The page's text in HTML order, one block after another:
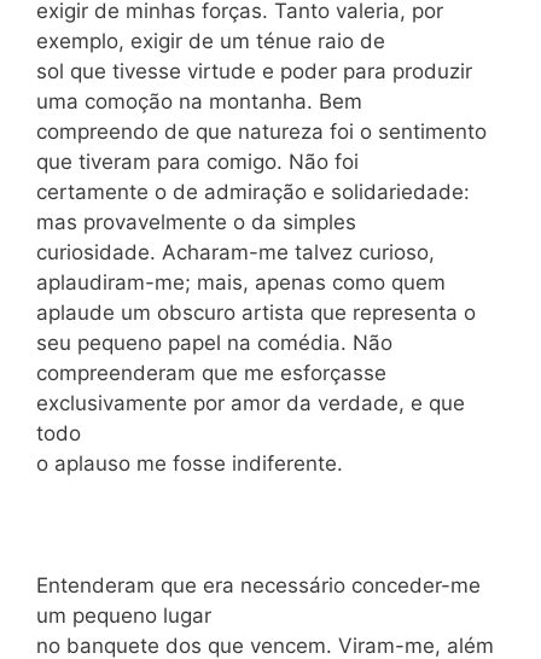
exigir de minhas forças. Tanto valeria, por
exemplo, exigir de um ténue raio de
sol que tivesse virtude e poder para produzir
uma comoção na montanha. Bem
compreendo de que natureza foi o sentimento
que tiveram para comigo. Não foi
certamente o de admiração e solidariedade:
mas provavelmente o da simples
curiosidade. Acharam-me talvez curioso,
aplaudiram-me; mais, apenas como quem
aplaude um obscuro artista que representa o
seu pequeno papel na comédia. Não
compreenderam que me esforçasse
exclusivamente por amor da verdade, e que
todo
o aplauso me fosse indiferente.
Entenderam que era necessário conceder-me
um pequeno lugar
no banquete dos que vencem. Viram-me, além